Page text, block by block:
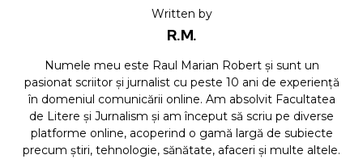
Written by
R.M.
Numele meu este Raul Marian Robert și sunt un
pasionat scriitor și jurnalist cu peste 10 ani de experiență
în domeniul comunicării online. Am absolvit Facultatea
de Litere și Jurnalism și am început să scriu pe diverse
platforme online, acoperind o gamă largă de subiecte
precum știri, tehnologie, sănătate, afaceri și multe altele.